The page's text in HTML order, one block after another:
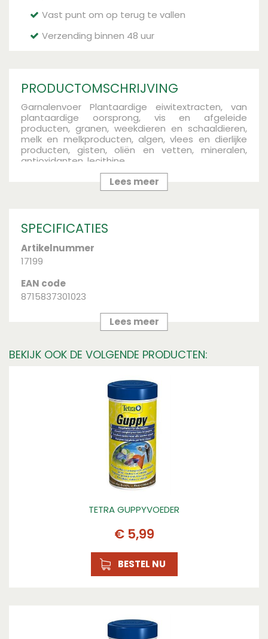
Vast punt om op terug te vallen
Verzending binnen 48 uur
PRODUCTOMSCHRIJVING
Garnalenvoer Plantaardige eiwitextracten, van
plantaardige oorsprong, vis en afgeleide
producten, granen, weekdieren en schaaldieren,
melk en melkproducten, algen, vlees en dierlijke
producten, gisten, oliën en vetten, mineralen,
antioxidanten, lecithine.
Lees meer
SPECIFICATIES
Artikelnummer
17199
EAN code
8715837301023
Inhoud (ml)
Analytische Bestandsdelen
Ruw eiwit 43.5%, Voedingsvezel 2.5%, Vet 4.0%, As
Lees meer
BEKIJK OOK DE VOLGENDE PRODUCTEN:
TETRA GUPPYVOEDER
€ 5,99
BESTEL NU